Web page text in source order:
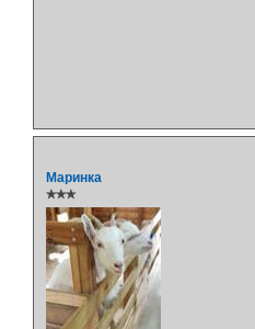
Маринка
✯✯✯